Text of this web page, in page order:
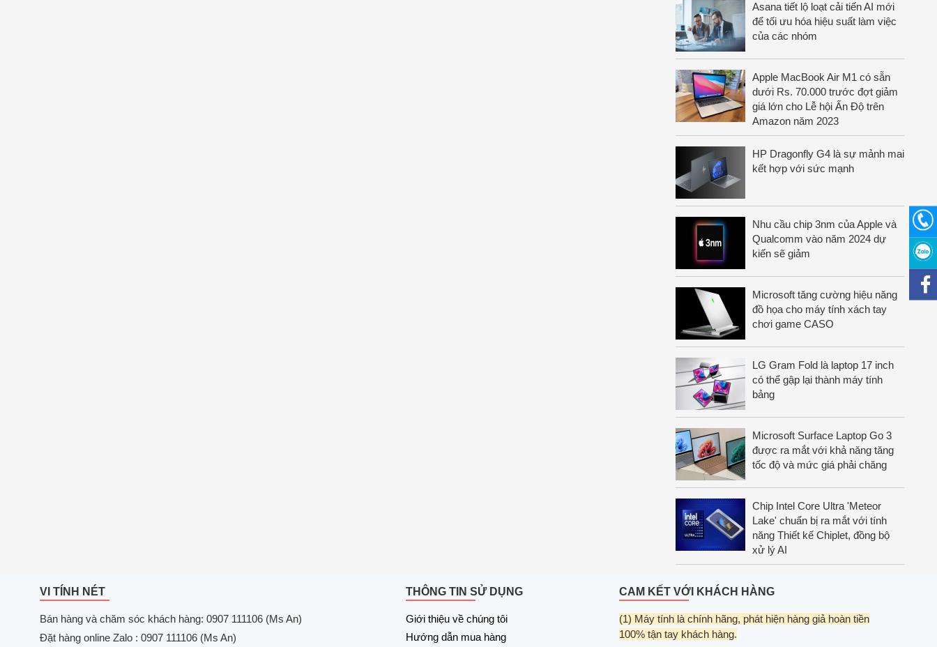
Asana tiết lộ loạt cải tiến AI mới
để tối ưu hóa hiệu suất làm việc
của các nhóm
Apple MacBook Air M1 có sẵn
dưới Rs. 70.000 trước đợt giảm
giá lớn cho Lễ hội Ấn Độ trên
Amazon năm 2023
HP Dragonfly G4 là sự mảnh mai
kết hợp với sức mạnh
Nhu cầu chip 3nm của Apple và
Qualcomm vào năm 2024 dự
kiến sẽ giảm
Microsoft tăng cường hiệu năng
đồ họa cho máy tính xách tay
chơi game CASO
LG Gram Fold là laptop 17 inch
có thể gập lại thành máy tính
bảng
Microsoft Surface Laptop Go 3
được ra mắt với khả năng tăng
tốc độ và mức giá phải chăng
Chip Intel Core Ultra 'Meteor
Lake' chuẩn bị ra mắt với tính
năng Thiết kế Chiplet, đồng bộ
xử lý AI
VI TÍNH NÉT
Bán hàng và chăm sóc khách hàng: 0907 111106 (Ms An)
Đặt hàng online Zalo : 0907 111106 (Ms An)
THÔNG TIN SỬ DỤNG
Giới thiệu về chúng tôi
Hướng dẫn mua hàng
CAM KẾT VỚI KHÁCH HÀNG
(1) Máy tính là chính hãng, phát hiện hàng giả hoàn tiền
100% tận tay khách hàng.